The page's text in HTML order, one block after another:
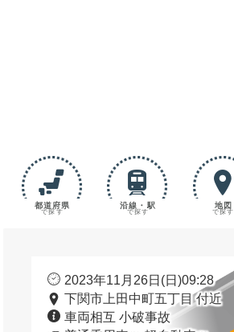
都道府県
で探す
沿線・駅
で探す
地図
で探す
2023年11月26日(日)09:28
下関市上田中町五丁目 付近
車両相互 小破事故